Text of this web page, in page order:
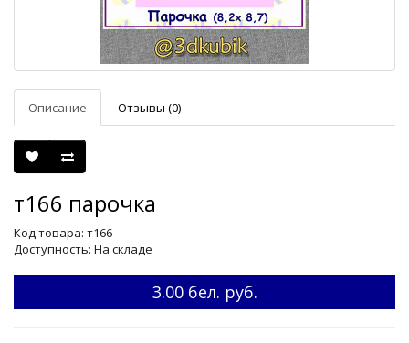
Описание Отзывы (0)
т166 парочка
Код товара: т166
Доступность: На складе
3.00 бел. руб.